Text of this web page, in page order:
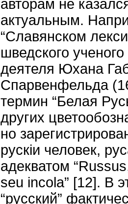
авторам не
актуальным.
“Славянском
шведского
деятеля Юхана
Спарвенфельда
термин “Белая
других
но
рускiи человек,
адекватом
seu incola” [12]. В
“русский”